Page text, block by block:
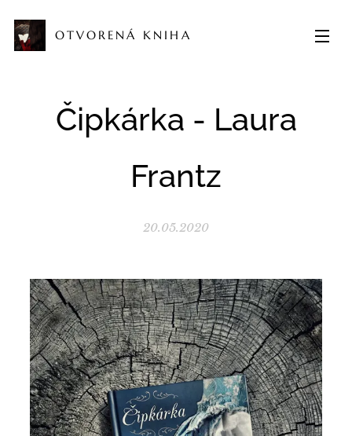
OTVORENÁ KNIHA
Čipkárka - Laura
Frantz
20.05.2020